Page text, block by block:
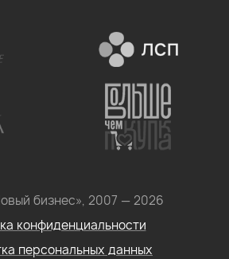
бизнес», 2007 — 2026
конфиденциальности
персональных данных